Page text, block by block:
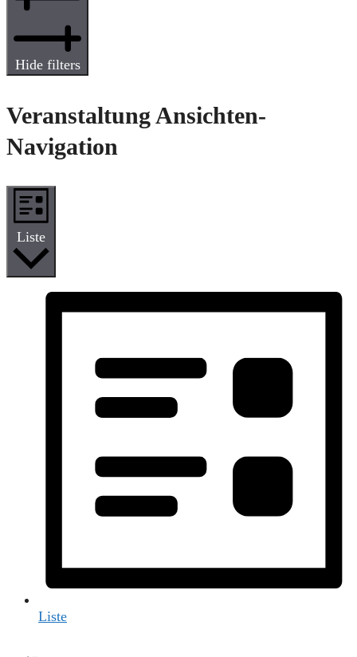
Hide filters
Veranstaltung Ansichten-
Navigation
Liste
Liste